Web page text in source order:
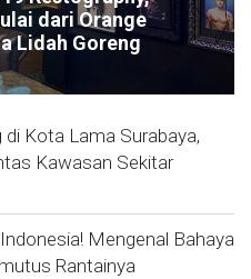
dari Orange
Lidah Goreng
Kota Lama Surabaya,
Kawasan Sekitar
Mengenal Bahaya
Rantainya